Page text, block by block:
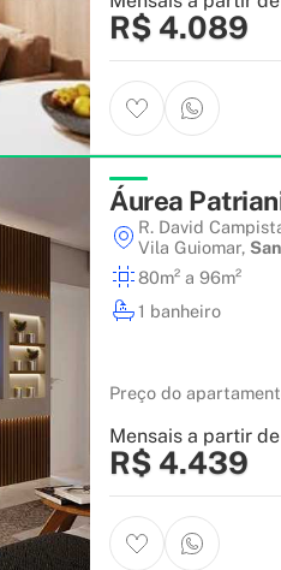
R$ 4.089
Áurea
R. David
Vila Guiomar,
80m² a 96m²
1 banheiro
Preço do
Mensais a partir de
R$ 4.439